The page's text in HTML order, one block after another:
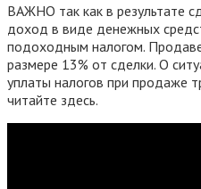
ВАЖНО так как в результате
доход в виде денежных
подоходным налогом.
размере 13% от сделки. О
уплаты налогов при продаже
читайте здесь.